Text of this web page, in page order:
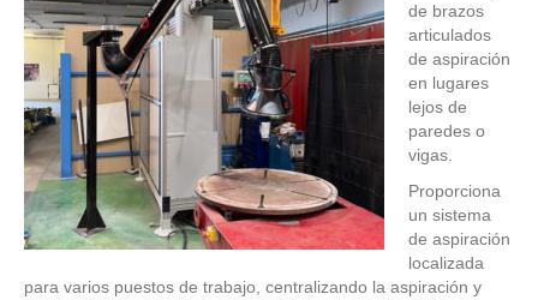
de brazos
articulados
de aspiración
en lugares
lejos de
paredes o
vigas.
Proporciona
un sistema
de aspiración
localizada
para varios puestos de trabajo, centralizando la aspiración y